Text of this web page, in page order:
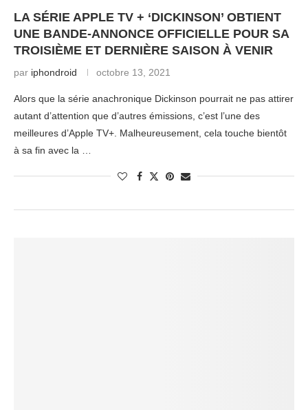
LA SÉRIE APPLE TV + ‘DICKINSON’ OBTIENT
UNE BANDE-ANNONCE OFFICIELLE POUR SA
TROISIÈME ET DERNIÈRE SAISON À VENIR
par iphondroid octobre 13, 2021
Alors que la série anachronique Dickinson pourrait ne pas attirer
autant d’attention que d’autres émissions, c’est l’une des
meilleures d’Apple TV+. Malheureusement, cela touche bientôt
à sa fin avec la …